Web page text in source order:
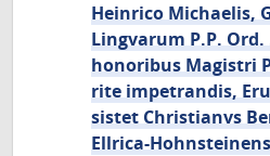
Heinrico Michaelis,
Lingvarum P.P.
honoribus Magistri
rite impetrandis,
sistet Christianvs
Ellrica-